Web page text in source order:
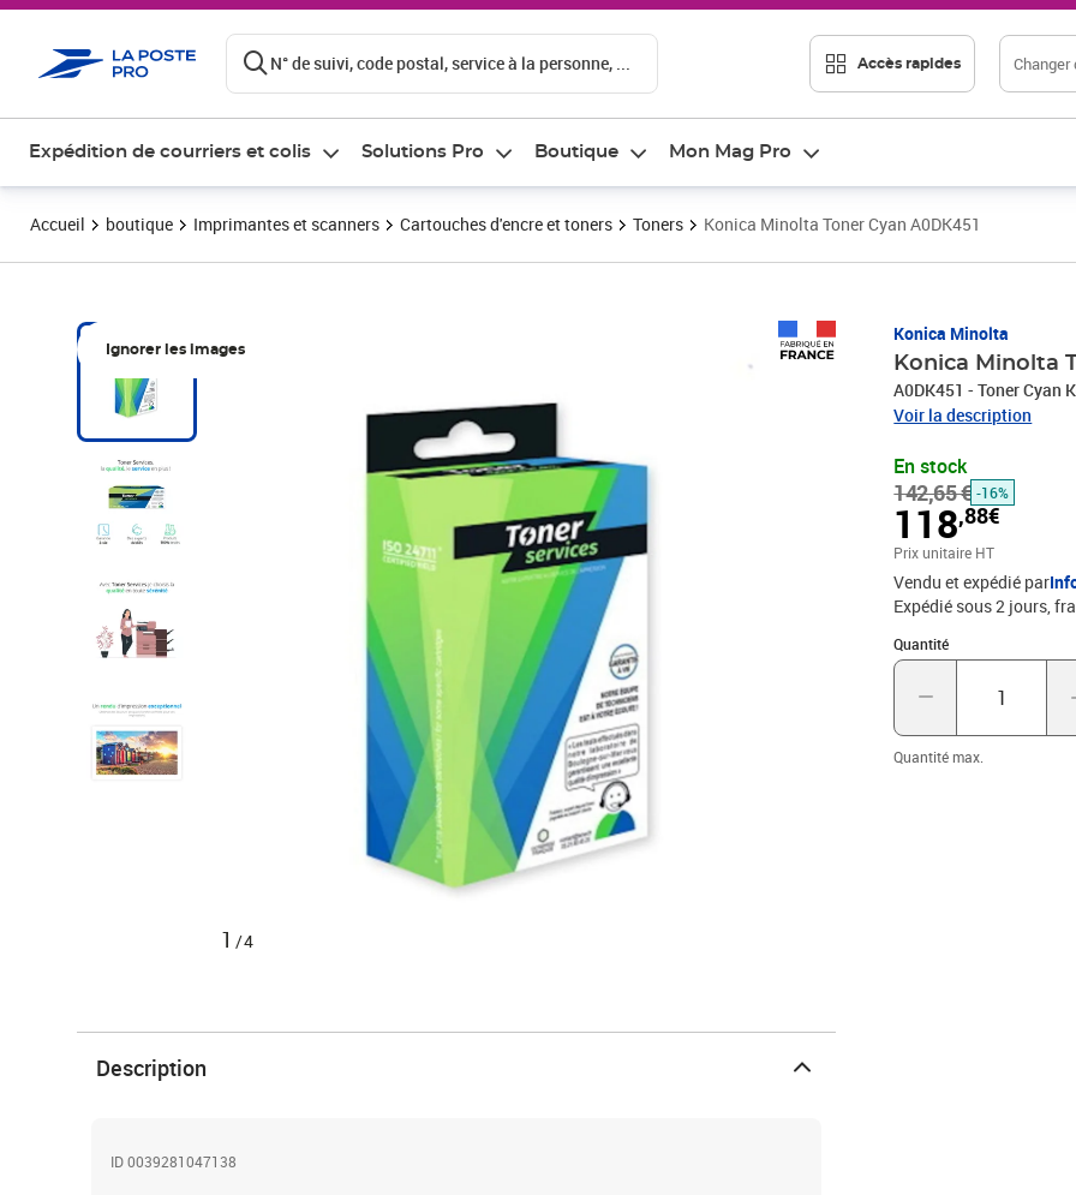
N° de suivi, code postal, service à la personne, ... Accès rapides Changer
Expédition de courriers et colis Solutions Pro Boutique Mon Mag Pro
Accueil boutique Imprimantes et scanners Cartouches d'encre et toners Toners Konica Minolta Toner Cyan A0DK451
Ignorer les images
1 /4
Konica Minolta
Konica Minolta
A0DK451 - Toner Cyan
Voir la description
En stock
142,65 €
Prix barré 142,65 €
-16%
118,88€
Prix 118,88€
Prix unitaire HT
Vendu et expédié par
Expédié sous 2 jours,
Quantité
Quantité : 1
Quantité max.
Description
ID 0039281047138